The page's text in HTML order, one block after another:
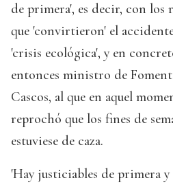
de primera', es decir, con los
que 'convirtieron' el
'crisis ecológica', y en
entonces ministro de
Cascos, al que en aquel
reprochó que los fines de
estuviese de caza.
'Hay justiciables de primera y